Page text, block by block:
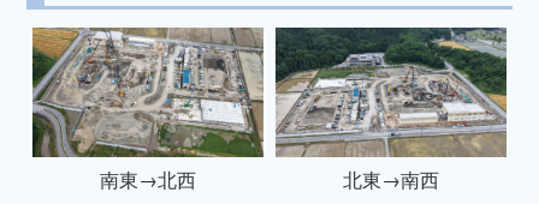
南東→北西 北東→南西